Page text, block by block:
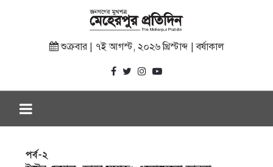
শুক্রবার | ৭ই আগস্ট, ২০২৬ খ্রিস্টাব্দ | বর্ষাকাল
পর্ব-২